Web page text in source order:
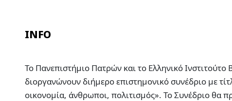
INFO
Το Πανεπιστήμιο Πατρών και το Ελληνικό
διοργανώνουν διήμερο επιστημονικό συνέδριο με
οικονομία, άνθρωποι, πολιτισμός». Το Συνέδριο θα